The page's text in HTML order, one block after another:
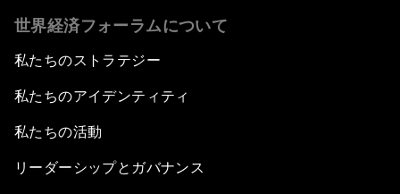
世界経済フォーラムについて
私たちのストラテジー
私たちのアイデンティティ
私たちの活動
リーダーシップとガバナンス